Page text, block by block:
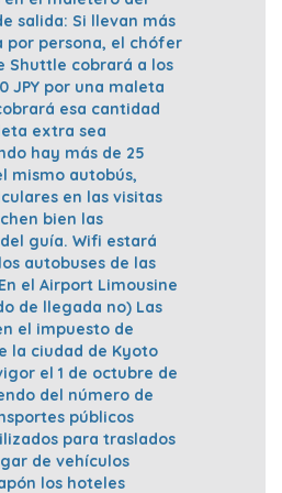
salida: Si llevan más
por persona, el chófer
Shuttle cobrará a los
JPY por una maleta
esa cantidad
extra sea
hay más de 25
mismo autobús,
en las visitas
bien las
guía. Wifi estará
autobuses de las
el Airport Limousine
de llegada no) Las
el impuesto de
la ciudad de Kyoto
el 1 de octubre de
del número de
públicos
para traslados
de vehículos
los hoteles